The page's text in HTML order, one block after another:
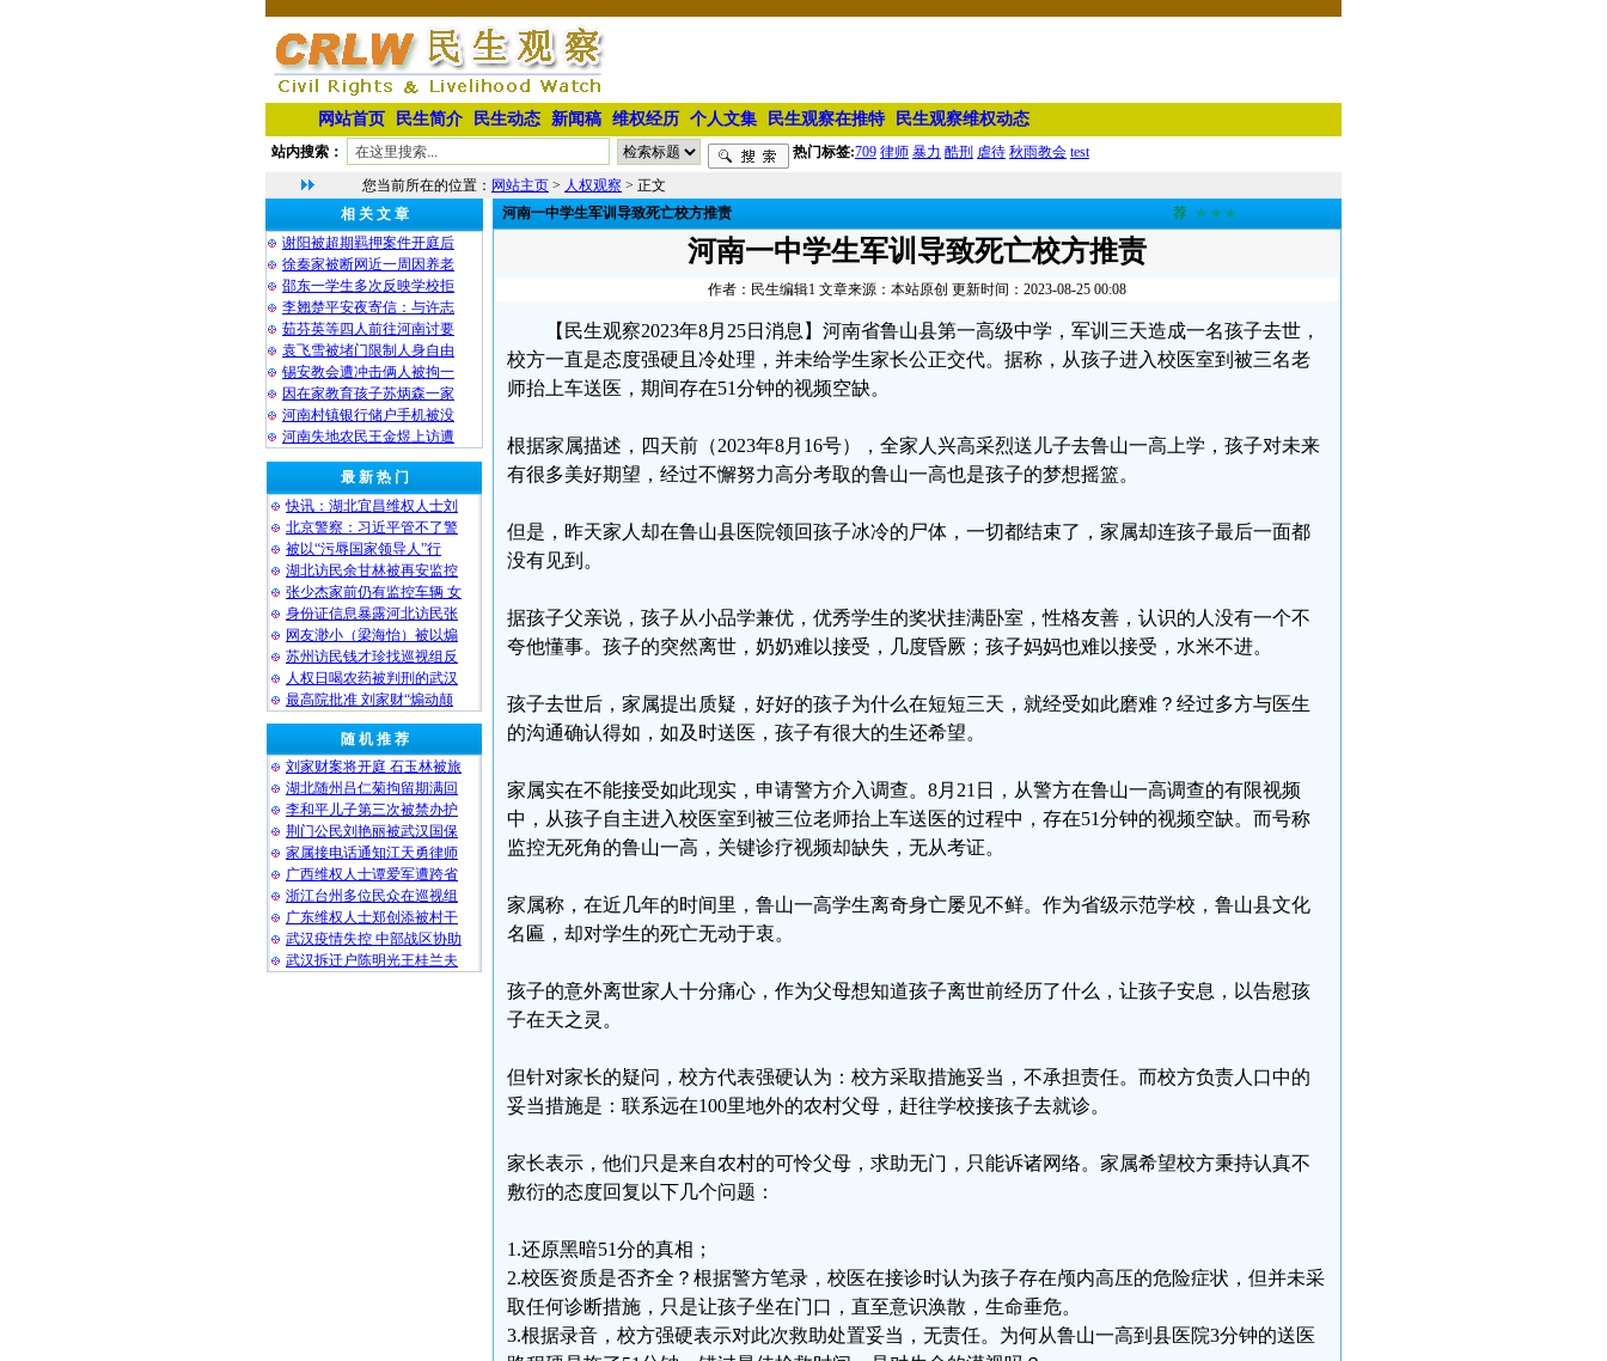
网站首页 民生简介 民生动态 新闻稿 维权经历 个人文集 民生观察在推特 民生观察维权动态
站内搜索： 热门标签:709 律师 暴力 酷刑 虐待 秋雨教会 test
您当前所在的位置： 网站主页 > 人权观察 > 正文
相 关 文 章
谢阳被超期羁押案件开庭后
徐秦家被断网近一周因养老
邵东一学生多次反映学校拒
李翘楚平安夜寄信：与许志
茹芬英等四人前往河南讨要
袁飞雪被堵门限制人身自由
锡安教会遭冲击俩人被拘一
因在家教育孩子苏炳森一家
河南村镇银行储户手机被没
河南失地农民王金煜上访遭
最 新 热 门
快讯：湖北宜昌维权人士刘
北京警察：习近平管不了警
被以“污辱国家领导人”行
湖北访民余甘林被再安监控
张少杰家前仍有监控车辆 女
身份证信息暴露河北访民张
网友渺小（梁海怡）被以煽
苏州访民钱才珍找巡视组反
人权日喝农药被判刑的武汉
最高院批准 刘家财“煽动颠
随 机 推 荐
刘家财案将开庭 石玉林被旅
湖北随州吕仁菊拘留期满回
李和平儿子第三次被禁办护
荆门公民刘艳丽被武汉国保
家属接电话通知江天勇律师
广西维权人士谭爱军遭跨省
浙江台州多位民众在巡视组
广东维权人士郑创添被村干
武汉疫情失控 中部战区协助
武汉拆迁户陈明光王桂兰夫
河南一中学生军训导致死亡校方推责 荐 ★★★
河南一中学生军训导致死亡校方推责
作者：民生编辑1 文章来源：本站原创 更新时间：2023-08-25 00:08
【民生观察2023年8月25日消息】河南省鲁山县第一高级中学，军训三天造成一名孩子去世，
校方一直是态度强硬且冷处理，并未给学生家长公正交代。据称，从孩子进入校医室到被三名老
师抬上车送医，期间存在51分钟的视频空缺。
根据家属描述，四天前（2023年8月16号），全家人兴高采烈送儿子去鲁山一高上学，孩子对未来
有很多美好期望，经过不懈努力高分考取的鲁山一高也是孩子的梦想摇篮。
但是，昨天家人却在鲁山县医院领回孩子冰冷的尸体，一切都结束了，家属却连孩子最后一面都
没有见到。
据孩子父亲说，孩子从小品学兼优，优秀学生的奖状挂满卧室，性格友善，认识的人没有一个不
夸他懂事。孩子的突然离世，奶奶难以接受，几度昏厥；孩子妈妈也难以接受，水米不进。
孩子去世后，家属提出质疑，好好的孩子为什么在短短三天，就经受如此磨难？经过多方与医生
的沟通确认得如，如及时送医，孩子有很大的生还希望。
家属实在不能接受如此现实，申请警方介入调查。8月21日，从警方在鲁山一高调查的有限视频
中，从孩子自主进入校医室到被三位老师抬上车送医的过程中，存在51分钟的视频空缺。而号称
监控无死角的鲁山一高，关键诊疗视频却缺失，无从考证。
家属称，在近几年的时间里，鲁山一高学生离奇身亡屡见不鲜。作为省级示范学校，鲁山县文化
名匾，却对学生的死亡无动于衷。
孩子的意外离世家人十分痛心，作为父母想知道孩子离世前经历了什么，让孩子安息，以告慰孩
子在天之灵。
但针对家长的疑问，校方代表强硬认为：校方采取措施妥当，不承担责任。而校方负责人口中的
妥当措施是：联系远在100里地外的农村父母，赶往学校接孩子去就诊。
家长表示，他们只是来自农村的可怜父母，求助无门，只能诉诸网络。家属希望校方秉持认真不
敷衍的态度回复以下几个问题：
1.还原黑暗51分的真相；
2.校医资质是否齐全？根据警方笔录，校医在接诊时认为孩子存在颅内高压的危险症状，但并未采
取任何诊断措施，只是让孩子坐在门口，直至意识涣散，生命垂危。
3.根据录音，校方强硬表示对此次救助处置妥当，无责任。为何从鲁山一高到县医院3分钟的送医